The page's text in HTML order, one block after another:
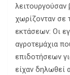
λειτουργούσαν
χωρίζονταν σε
εκτάσεων: Οι
αγροτεμάχια
επιδοτήσεων
είχαν δηλωθεί